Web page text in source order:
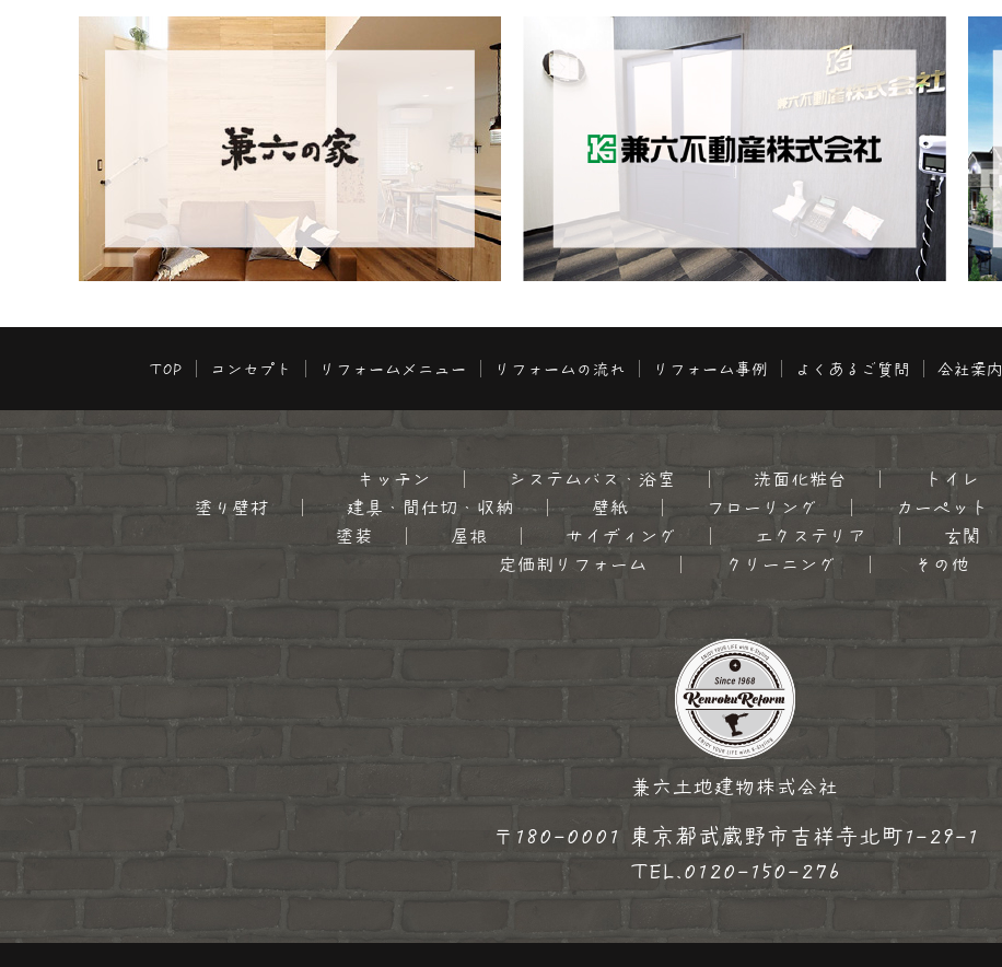
TOP コンセプト リフォームメニュー リフォームの流れ リフォーム事例 よくあるご質問 会社案内
キッチン システムバス・浴室 洗面化粧台 トイレ
塗り壁材
建具・間仕切・収納 壁紙 フローリング カーペット
塗装
屋根 サイディング エクステリア 玄関
定価制リフォーム
クリーニング その他
兼六土地建物株式会社
〒180-0001 東京都武蔵野市吉祥寺北町1-29-1
TEL. 0120-150-276